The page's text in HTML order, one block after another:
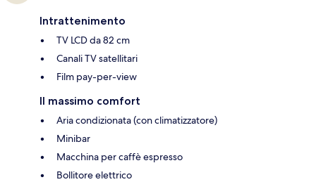
Intrattenimento
TV LCD da 82 cm
Canali TV satellitari
Film pay-per-view
Il massimo comfort
Aria condizionata (con climatizzatore)
Minibar
Macchina per caffè espresso
Bollitore elettrico